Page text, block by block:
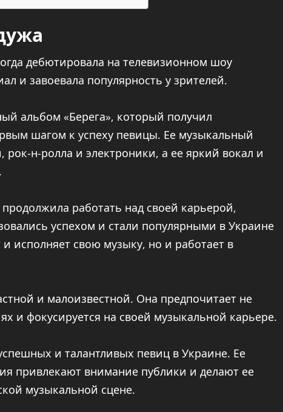
дебютировала на телевизионном шоу
и завоевала популярность у зрителей.
альбом «Берега», который получил
шагом к успеху певицы. Ее музыкальный
рок-н-ролла и электроники, а ее яркий вокал и
работать над своей карьерой,
успехом и стали популярными в Украине
исполняет свою музыку, но и работает в
и малоизвестной. Она предпочитает не
и фокусируется на своей музыкальной карьере.
и талантливых певиц в Украине. Ее
привлекают внимание публики и делают ее
музыкальной сцене.